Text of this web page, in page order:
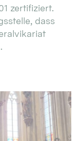
zertifiziert.
dass